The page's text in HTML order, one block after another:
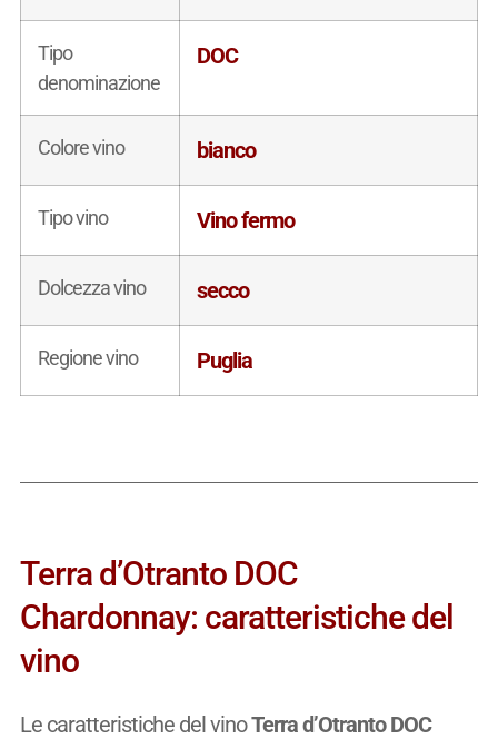
Tipo
denominazione
DOC
Colore vino bianco
Tipo vino Vino fermo
Dolcezza vino secco
Regione vino Puglia
Terra d’Otranto DOC
Chardonnay: caratteristiche del
vino
Le caratteristiche del vinoTerra d’Otranto DOC